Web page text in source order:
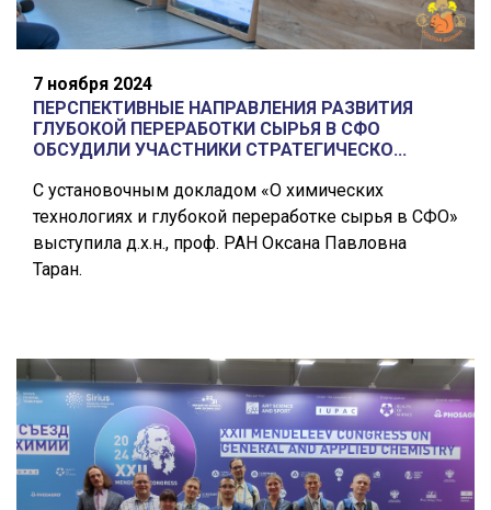
7 ноября 2024
ПЕРСПЕКТИВНЫЕ НАПРАВЛЕНИЯ РАЗВИТИЯ
ГЛУБОКОЙ ПЕРЕРАБОТКИ СЫРЬЯ В СФО
ОБСУДИЛИ УЧАСТНИКИ СТРАТЕГИЧЕСКО...
С установочным докладом «О химических
технологиях и глубокой переработке сырья в СФО»
выступила д.х.н., проф. РАН Оксана Павловна
Таран.